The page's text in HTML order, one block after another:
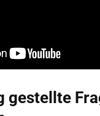
gestellte